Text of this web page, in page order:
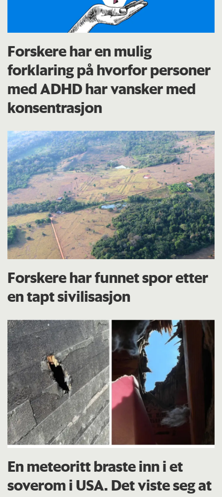
Forskere har en mulig
forklaring på hvorfor personer
med ADHD har vansker med
konsentrasjon
Forskere har funnet spor etter
en tapt sivilisasjon
En meteoritt braste inn i et
soverom i USA. Det viste seg at